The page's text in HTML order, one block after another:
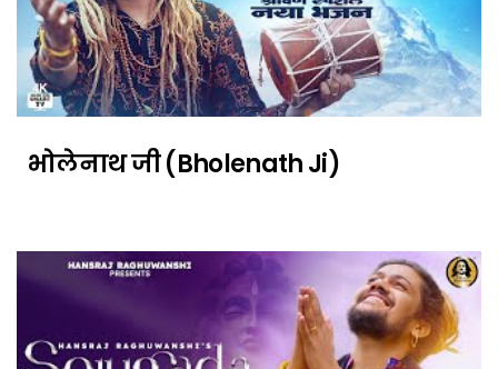
भोलेनाथ जी (Bholenath Ji)